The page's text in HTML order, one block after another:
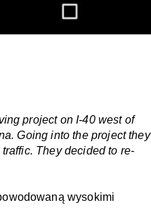
project on I-40 west of
Going into the project they
They decided to re-
wysokimi